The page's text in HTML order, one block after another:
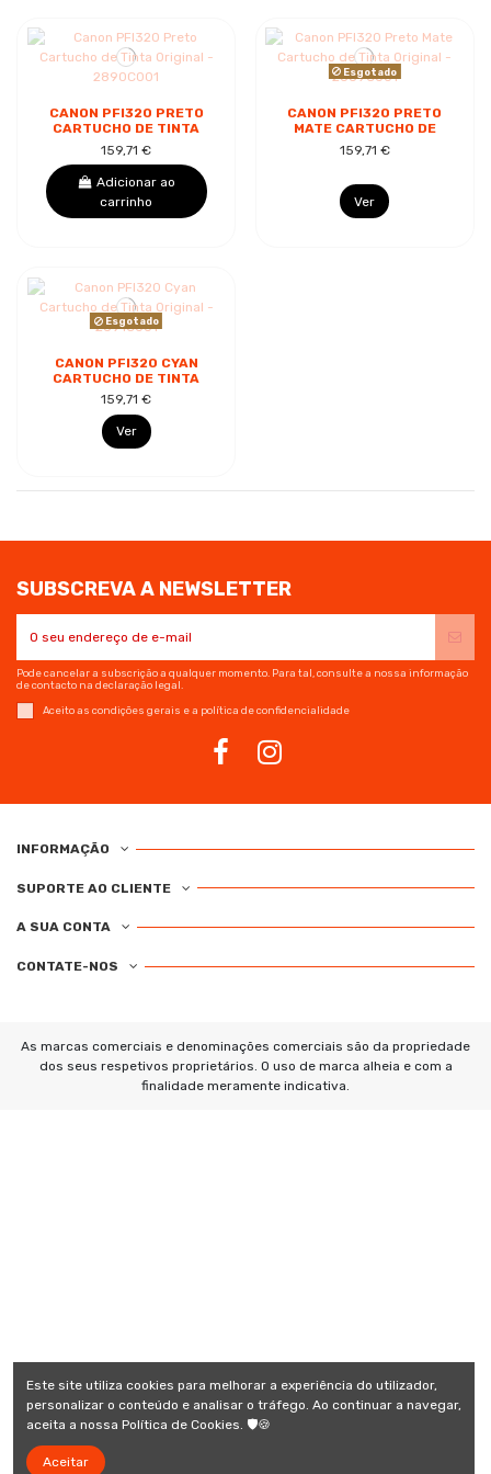
CANON PFI320 PRETO
CARTUCHO DE TINTA
ORIGINAL - 2890C001
159,71 €
Adicionar ao
carrinho
Esgotado
CANON PFI320 PRETO
MATE CARTUCHO DE
TINTA ORIGINAL -
2889C001
159,71 €
Ver
Esgotado
CANON PFI320 CYAN
CARTUCHO DE TINTA
ORIGINAL - 2891C001
159,71 €
Ver
SUBSCREVA A NEWSLETTER
Pode cancelar a subscrição a qualquer momento. Para tal, consulte a nossa informação
de contacto na declaração legal.
Aceito as condições gerais e a política de confidencialidade
INFORMAÇÃO
SUPORTE AO CLIENTE
A SUA CONTA
CONTATE-NOS
As marcas comerciais e denominações comerciais são da propriedade
dos seus respetivos proprietários. O uso de marca alheia e com a
finalidade meramente indicativa.
Este site utiliza cookies para melhorar a experiência do utilizador,
personalizar o conteúdo e analisar o tráfego. Ao continuar a navegar,
aceita a nossa Política de Cookies. 🛡️🍪
Aceitar